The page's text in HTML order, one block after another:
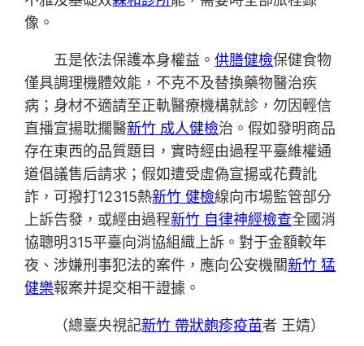
像。
五是依法保護本身權益。供膳健檢保健食物
僅具調理機體效能，不克不及替換藥物醫治疾
病；身材不適請至正軌醫療機構就診，勿因輕信
直播宣揚耽擱醫新竹 成人健檢治。假如發明商品
存在東西的品質題目，實時經由過程平臺維權通
道倡議售后請求；假如遭受虛偽宣揚或花費訛
詐，可撥打12315熱新竹 健檢線向市場監管部分
上訴告發，或經由過程新竹 自律神經檢查全國消
協聰明315平臺向消協組織上訴。對于金額較年
夜、涉嫌刑事犯法的案件，應向公安機關新竹 猛
健樂報案并提交相干證據。
（總臺央視記新竹 帶狀皰疹疫苗者 王婧）